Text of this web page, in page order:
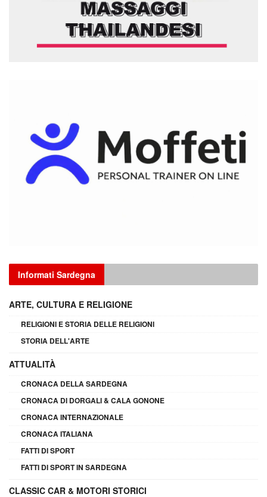
Informati Sardegna
ARTE, CULTURA E RELIGIONE
RELIGIONI E STORIA DELLE RELIGIONI
STORIA DELL'ARTE
ATTUALITÀ
CRONACA DELLA SARDEGNA
CRONACA DI DORGALI & CALA GONONE
CRONACA INTERNAZIONALE
CRONACA ITALIANA
FATTI DI SPORT
FATTI DI SPORT IN SARDEGNA
CLASSIC CAR & MOTORI STORICI